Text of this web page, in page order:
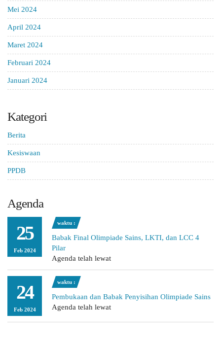
Mei 2024
April 2024
Maret 2024
Februari 2024
Januari 2024
Kategori
Berita
Kesiswaan
PPDB
Agenda
25
Feb 2024
waktu :
Babak Final Olimpiade Sains, LKTI, dan LCC 4
Pilar
Agenda telah lewat
24
Feb 2024
waktu :
Pembukaan dan Babak Penyisihan Olimpiade Sains
Agenda telah lewat